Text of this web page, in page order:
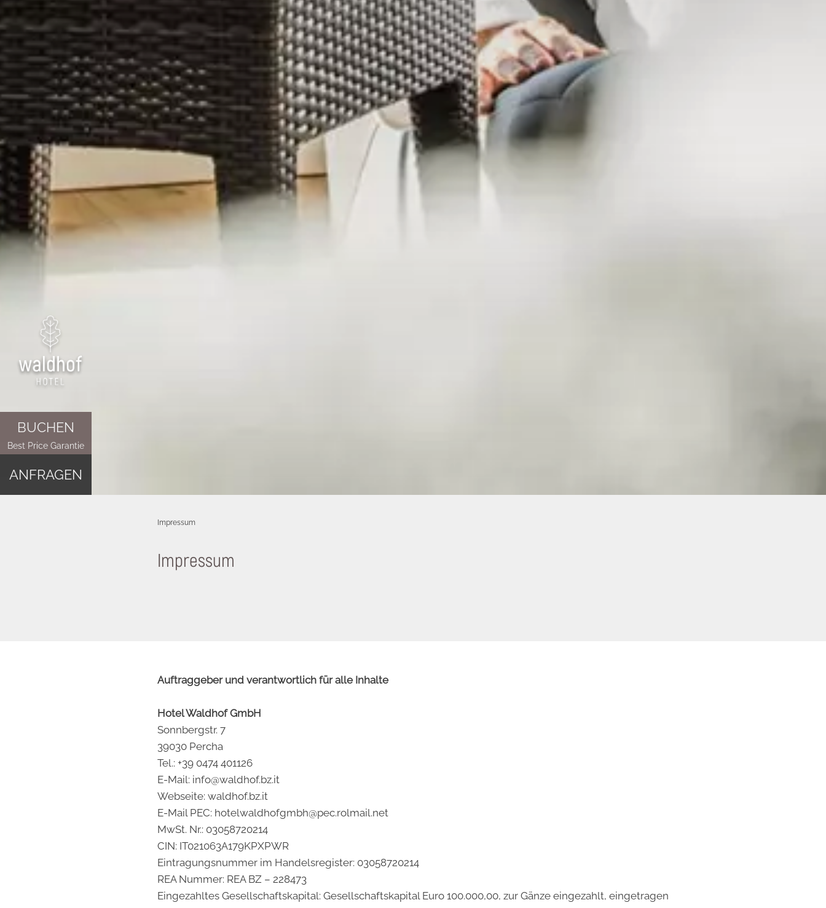
BUCHEN
Best Price Garantie
ANFRAGEN
Impressum
Impressum
Auftraggeber und verantwortlich für alle Inhalte
Hotel Waldhof GmbH
Sonnbergstr. 7
39030 Percha
Tel.: +39 0474 401126
E-Mail: info@waldhof.bz.it
Webseite: waldhof.bz.it
E-Mail PEC: hotelwaldhofgmbh@pec.rolmail.net
MwSt. Nr.: 03058720214
CIN: IT021063A179KPXPWR
Eintragungsnummer im Handelsregister: 03058720214
REA Nummer: REA BZ – 228473
Eingezahltes Gesellschaftskapital: Gesellschaftskapital Euro 100.000,00, zur Gänze eingezahlt, eingetragen